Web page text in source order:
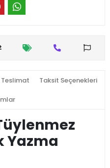
Taksit Seçenekleri
Yazma